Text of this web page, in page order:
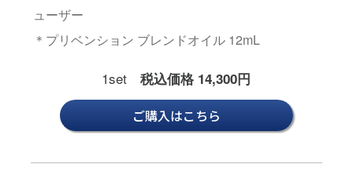
ューザー
＊プリベンション ブレンドオイル 12mL
1set税込価格 14,300円
ご購入はこちら